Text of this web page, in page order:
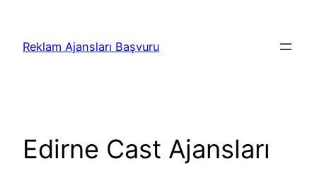
Reklam Ajansları Başvuru
Edirne Cast Ajansları